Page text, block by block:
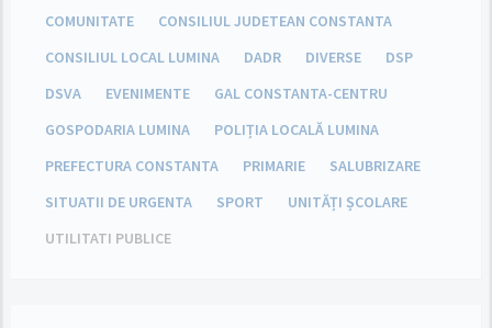
COMUNITATE
CONSILIUL JUDETEAN CONSTANTA
CONSILIUL LOCAL LUMINA
DADR DIVERSE
DSP
DSVA
EVENIMENTE
GAL CONSTANTA-CENTRU
GOSPODARIA LUMINA
POLIȚIA LOCALĂ LUMINA
PREFECTURA CONSTANTA
PRIMARIE
SALUBRIZARE
SITUATII DE URGENTA
SPORT
UNITĂȚI ȘCOLARE
UTILITATI PUBLICE